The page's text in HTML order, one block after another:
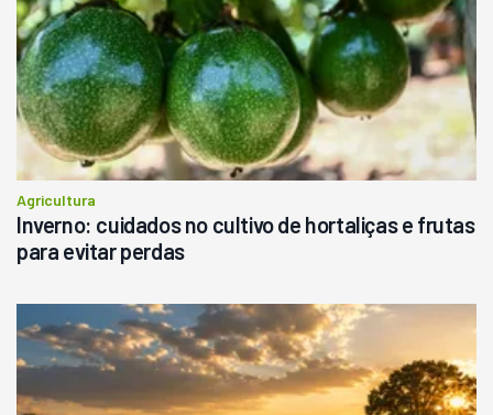
Agricultura
Inverno: cuidados no cultivo de hortaliças e frutas
para evitar perdas